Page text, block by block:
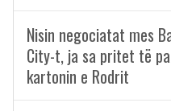
Nisin negociatat mes
City-t, ja sa pritet të
kartonin e Rodrit